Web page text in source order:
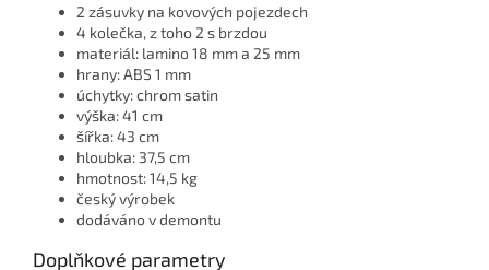
2 zásuvky na kovových pojezdech
4 kolečka, z toho 2 s brzdou
materiál: lamino 18 mm a 25 mm
hrany: ABS 1 mm
úchytky: chrom satin
výška: 41 cm
šířka: 43 cm
hloubka: 37,5 cm
hmotnost: 14,5 kg
český výrobek
dodáváno v demontu
Doplňkové parametry